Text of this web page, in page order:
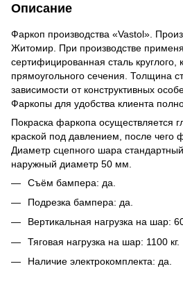
Описание
Фаркоп производства «Vastol».
Житомир. При производстве
сертифицированная сталь круглого,
прямоугольного сечения. Толщина
зависимости от конструктивных
Фаркопы для удобства клиента
Покраска фаркопа осуществляется
краской под давлением, после чего
Диаметр сцепного шара
наружный диаметр 50 мм.
Съём бампера: да.
Подрезка бампера: да.
Вертикальная нагрузка на шар: 60
Тяговая нагрузка на шар: 1100 кг.
Наличие электрокомплекта: да.